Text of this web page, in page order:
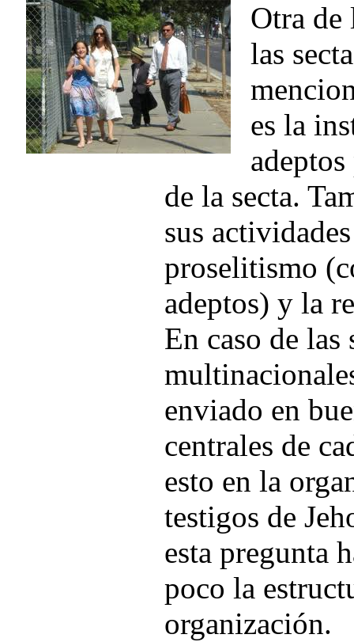
Otra de
las
es la
de la secta.
sus
proselitismo
adeptos) y la
En caso de las
enviado en
centrales de
esto en la
testigos de
esta pregunta
poco la
organización.